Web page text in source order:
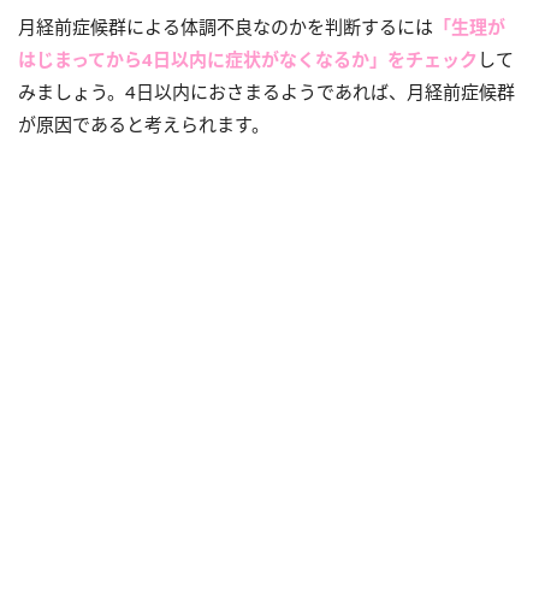
月経前症候群による体調不良なのかを判断するには 「生理が
はじまってから4日以内に症状がなくなるか」をチェック して
みましょう。4日以内におさまるようであれば、月経前症候群
が原因であると考えられます。